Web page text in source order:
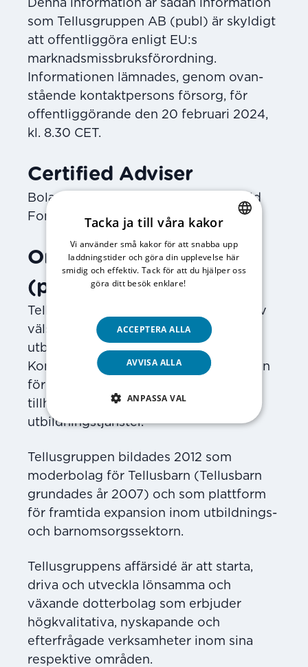
Denna information är sådan information
som Tellusgruppen AB (publ) är skyldigt
att offent­liggöra enligt EU:s
marknadsmissbruksförordning.
Informationen lämnades, genom ovan­
stående kontaktpersons försorg, för
offentliggörande den 20 februari 2024,
kl. 8.30 CET.
Certified Adviser
Bolagets Certified Adviser är Mangold
Fondkommission AB.
Om Tellusgruppen AB
(publ)
Tellusgruppen är en långsiktig ägare av
välskötta bolag inom sektorerna för
utbildning och för barnomsorg.
Koncernen är för närvarande huvudman
för 28 förskolor, sju grundskolor och
tillhandahåller även barnpassning och
utbildningstjänster.
Tellusgruppen bildades 2012 som
moderbolag för Tellusbarn (Tellusbarn
grundades år 2007) och som plattform
för framtida expansion inom utbildnings-
och barnomsorgs­sektorn.
Tellusgruppens affärsidé är att starta,
driva och utveckla lönsamma och
växande dotter­bolag som erbjuder
högkvalitativa, nyskapande och
efterfrågade verksamheter inom sina
respektive områden.
SWEDISH
ENGLISH
Tacka ja till våra kakor
Vi använder små kakor för att snabba upp
laddningstider och göra din upplevelse här
smidig och effektiv. Tack för att du hjälper oss
göra ditt besök enklare!
ACCEPTERA ALLA
AVVISA ALLA
ANPASSA VAL